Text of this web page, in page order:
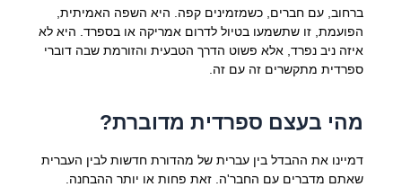
ברחוב, עם חברים, כשמזמינים קפה. היא השפה האמיתית,
הפועמת, זו שתשמעו בטיול לדרום אמריקה או בספרד. היא לא
איזה ניב נפרד, אלא פשוט הדרך הטבעית והזורמת שבה דוברי
ספרדית מתקשרים זה עם זה.
מהי בעצם ספרדית מדוברת?
דמיינו את ההבדל בין עברית של מהדורת חדשות לבין העברית
שאתם מדברים עם החבר'ה. זאת פחות או יותר ההבחנה.